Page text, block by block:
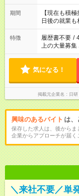
い」 「余裕
たくない」 など
の方へ 今ご
の勤務時間。
期間
【現在も積
日後の就業も
特徴 履歴書不要 /
上の大量募集
気になる！
掲載元企業名 日
興味のあるバイト は、
保存した求人は、後からま
企業からアプローチが届く
＼来社不要／単